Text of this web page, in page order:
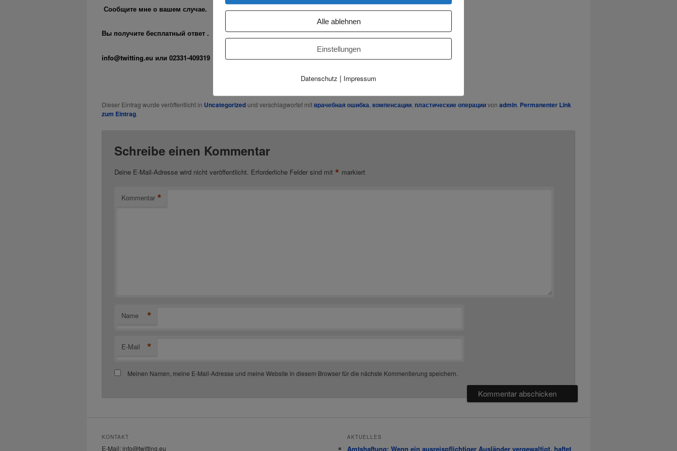
Сообщите мне о вашем случае.
Вы получите бесплатный ответ .
info@twitting.eu или 02331-409319
Dieser Eintrag wurde veröffentlicht in Uncategorized und verschlagwortet mit врачебная ошибка компенсации пластические операцииvon admin Permanenter Link
zum Eintrag
Schreibe einen Kommentar
Deine E-Mail-Adresse wird nicht veröffentlicht. Erforderliche Felder sind mit* markiert
Kommentar *
Name *
E-Mail *
Meinen Namen, meine E-Mail-Adresse und meine Website in diesem Browser für die nächste Kommentierung speichern.
KONTAKT
E-Mail: info@twitting.eu
AKTUELLES
Amtshaftung: Wenn ein ausreispflichtiger Ausländer vergewaltigt, haftet
Alle ablehnen
Einstellungen
Datenschutz | Impressum